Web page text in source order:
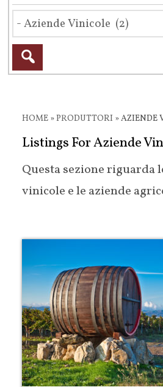
HOME »PRODUTTORI »AZIENDE
Listings For Aziende
Questa sezione riguarda
vinicole e le aziende